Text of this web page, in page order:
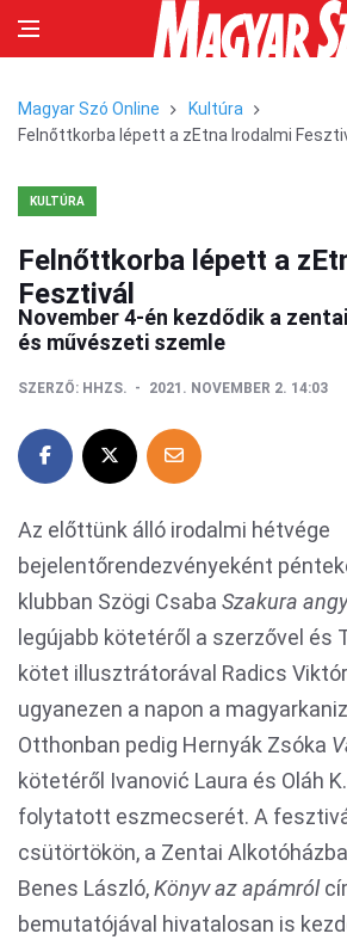
Magyar Szó Online
Kultúra
Felnőttkorba lépett a zEtna Irodalmi
KULTÚRA
Felnőttkorba lépett a
Fesztivál
November 4-én kezdődik a
és művészeti szemle
SZERZŐ: HHZS. 2021. NOVEMBER 2. 14:03
Az előttünk álló irodalmi hétvége
bejelentőrendezvényeként
klubban Szögi Csaba Szakura
legújabb kötetéről a szerzővel és
kötet illusztrátorával Radics
ugyanezen a napon a
Otthonban pedig Hernyák Zsóka
kötetéről Ivanović Laura és Oláh
folytatott eszmecserét. A
csütörtökön, a Zentai
Benes László,Könyv az apámról
bemutatójával hivatalosan is